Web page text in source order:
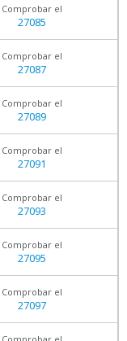
Comprobar el
27085
Comprobar el
27087
Comprobar el
27089
Comprobar el
27091
Comprobar el
27093
Comprobar el
27095
Comprobar el
27097